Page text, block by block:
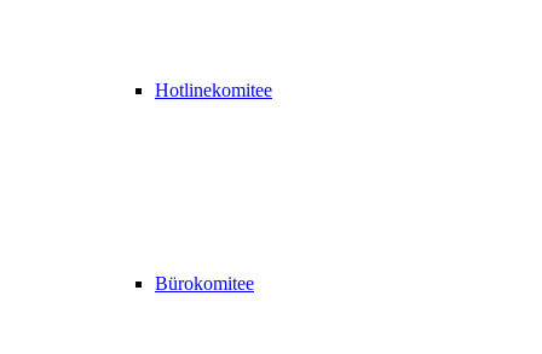
Hotlinekomitee
Bürokomitee